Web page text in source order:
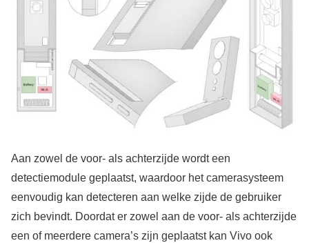
Aan zowel de voor- als achterzijde wordt een
detectiemodule geplaatst, waardoor het camerasysteem
eenvoudig kan detecteren aan welke zijde de gebruiker
zich bevindt. Doordat er zowel aan de voor- als achterzijde
een of meerdere camera’s zijn geplaatst kan Vivo ook